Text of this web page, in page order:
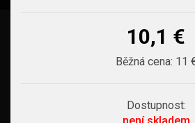
10,1 €
Běžná cena: 11
Dostupnost: